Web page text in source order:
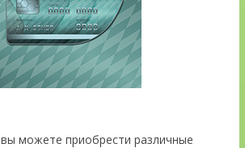
вы можете приобрести различные